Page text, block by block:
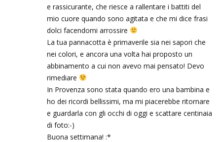
e rassicurante, che riesce a rallentare i battiti del
mio cuore quando sono agitata e che mi dice frasi
dolci facendomi arrossire
La tua pannacotta è primaverile sia nei sapori che
nei colori, e ancora una volta hai proposto un
abbinamento a cui non avevo mai pensato! Devo
rimediare
In Provenza sono stata quando ero una bambina e
ho dei ricordi bellissimi, ma mi piacerebbe ritornare
e guardarla con gli occhi di oggi e scattare centinaia
di foto:-)
Buona settimana! :*